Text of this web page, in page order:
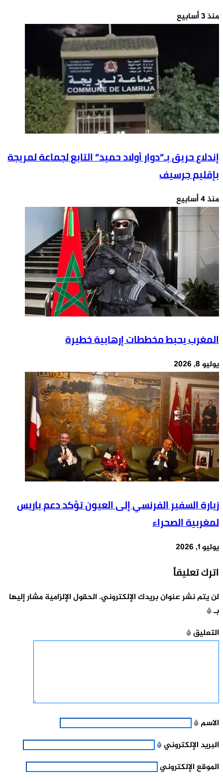
منذ 3 أسابيع
إندلاع حريق بـ”دوار أولاد حميد” التابع لجماعة لمريجة
بإقليم جرسيف
منذ 4 أسابيع
المغرب يحبط مخططات إرهابية خطيرة
يوليو 8, 2026
زيارة السفير الفرنسي إلى العيون تؤكد دعم باريس
لمغربية الصحراء
يوليو 1, 2026
اترك تعليقاً
لن يتم نشر عنوان بريدك الإلكتروني. الحقول الإلزامية مشار إليها
بـ*
التعليق*
الاسم*
البريد الإلكتروني*
الموقع الإلكتروني